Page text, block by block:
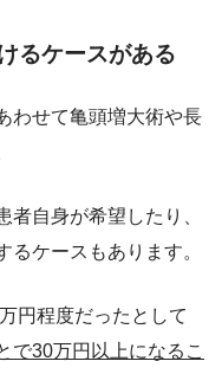
るケースがある
わせて亀頭増大術や長
者自身が希望したり、
るケースもあります。
円程度だったとして
で30万円以上になるこ